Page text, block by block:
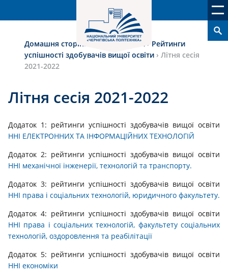
Домашня сторінка›Якість освіти › Рейтинги
успішності здобувачів вищої освіти › Літня сесія
2021-2022
Літня сесія 2021-2022
Додаток 1: рейтинги успішності здобувачів вищої освіти
ННІ ЕЛЕКТРОННИХ ТА ІНФОРМАЦІЙНИХ ТЕХНОЛОГІЙ
Додаток 2: рейтинги успішності здобувачів вищої освіти
ННІ механічної інженерії, технологій та транспорту.
Додаток 3: рейтинги успішності здобувачів вищої освіти
ННІ права і соціальних технологій, юридичного факультету.
Додаток 4: рейтинги успішності здобувачів вищої освіти
ННІ права і соціальних технологій, факультету соціальних
технологій, оздоровлення та реабілітації
Додаток 5: рейтинги успішності здобувачів вищої освіти
ННІ економіки